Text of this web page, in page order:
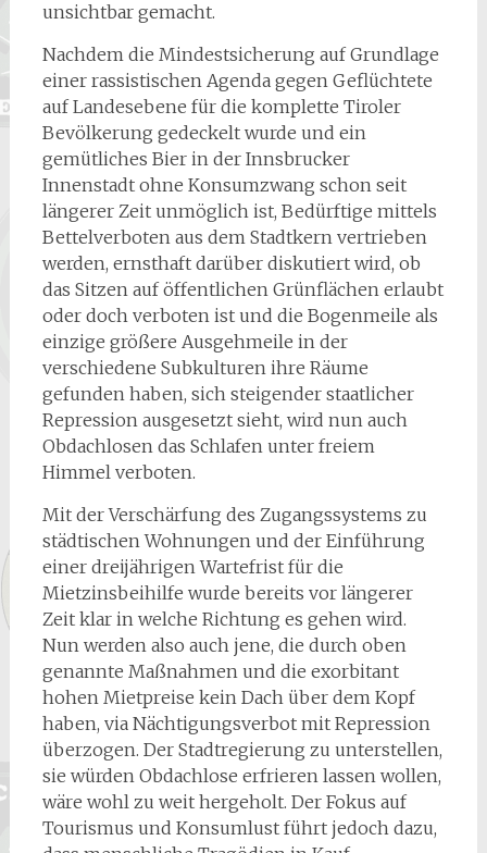
unsichtbar gemacht.
Nachdem die Mindestsicherung auf Grundlage
einer rassistischen Agenda gegen Geflüchtete
auf Landesebene für die komplette Tiroler
Bevölkerung gedeckelt wurde und ein
gemütliches Bier in der Innsbrucker
Innenstadt ohne Konsumzwang schon seit
längerer Zeit unmöglich ist, Bedürftige mittels
Bettelverboten aus dem Stadtkern vertrieben
werden, ernsthaft darüber diskutiert wird, ob
das Sitzen auf öffentlichen Grünflächen erlaubt
oder doch verboten ist und die Bogenmeile als
einzige größere Ausgehmeile in der
verschiedene Subkulturen ihre Räume
gefunden haben, sich steigender staatlicher
Repression ausgesetzt sieht, wird nun auch
Obdachlosen das Schlafen unter freiem
Himmel verboten.
Mit der Verschärfung des Zugangssystems zu
städtischen Wohnungen und der Einführung
einer dreijährigen Wartefrist für die
Mietzinsbeihilfe wurde bereits vor längerer
Zeit klar in welche Richtung es gehen wird.
Nun werden also auch jene, die durch oben
genannte Maßnahmen und die exorbitant
hohen Mietpreise kein Dach über dem Kopf
haben, via Nächtigungsverbot mit Repression
überzogen. Der Stadtregierung zu unterstellen,
sie würden Obdachlose erfrieren lassen wollen,
wäre wohl zu weit hergeholt. Der Fokus auf
Tourismus und Konsumlust führt jedoch dazu,